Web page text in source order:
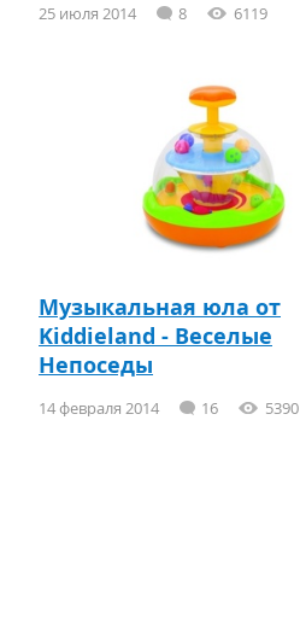
25 июля 2014 8 6119
Музыкальная юла от
Kiddieland - Веселые
Непоседы
14 февраля 2014 16 5390